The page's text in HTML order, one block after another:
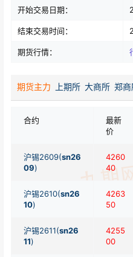
开始交易日期：
结束交易时间：
期货行情：
期货主力 上期所 大商所 郑商
合约
最新
价
沪锡2609(sn26
09)
4260
40
沪锡2610(sn26
10)
4263
50
沪锡2611(sn26
11)
4255
00